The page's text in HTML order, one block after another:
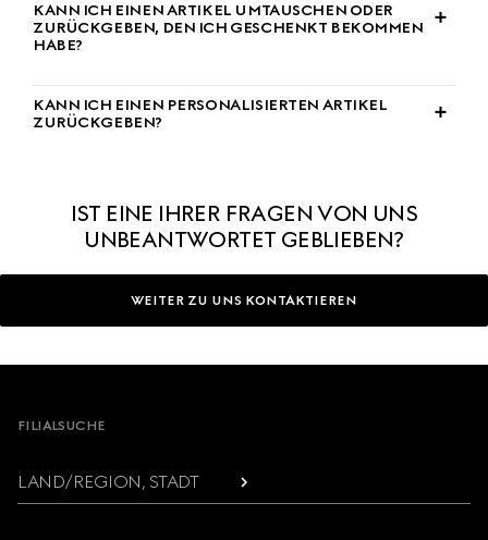
KANN ICH EINEN ARTIKEL UMTAUSCHEN ODER
ZURÜCKGEBEN, DEN ICH GESCHENKT BEKOMMEN
HABE?
KANN ICH EINEN PERSONALISIERTEN ARTIKEL
ZURÜCKGEBEN?
IST EINE IHRER FRAGEN VON UNS
UNBEANTWORTET GEBLIEBEN?
WEITER ZU UNS KONTAKTIEREN
Footer
FILIALSUCHE
LAND/REGION, STADT